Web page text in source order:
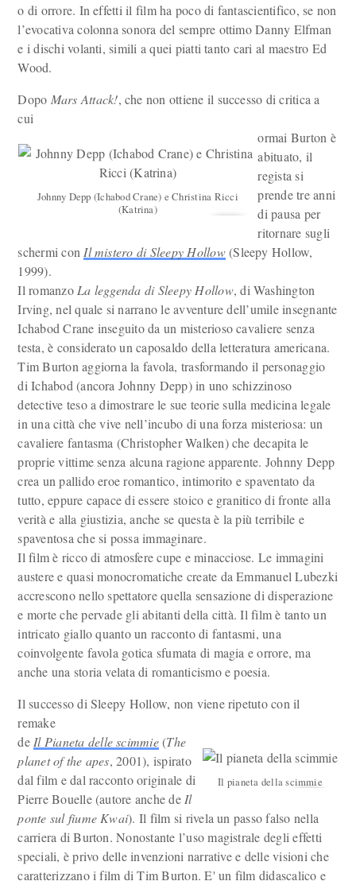
o di orrore. In effetti il film ha poco di fantascientifico, se non
l’evocativa colonna sonora del sempre ottimo Danny Elfman
e i dischi volanti, simili a quei piatti tanto cari al maestro Ed
Wood.
Dopo Mars Attack!, che non ottiene il successo di critica a
cui
Johnny Depp (Ichabod Crane) e Christina Ricci
(Katrina)
ormai Burton è
abituato, il
regista si
prende tre anni
di pausa per
ritornare sugli
schermi con Il mistero di Sleepy Hollow(Sleepy Hollow,
1999).
Il romanzo La leggenda di Sleepy Hollow, di Washington
Irving, nel quale si narrano le avventure dell’umile insegnante
Ichabod Crane inseguito da un misterioso cavaliere senza
testa, è considerato un caposaldo della letteratura americana.
Tim Burton aggiorna la favola, trasformando il personaggio
di Ichabod (ancora Johnny Depp) in uno schizzinoso
detective teso a dimostrare le sue teorie sulla medicina legale
in una città che vive nell’incubo di una forza misteriosa: un
cavaliere fantasma (Christopher Walken) che decapita le
proprie vittime senza alcuna ragione apparente. Johnny Depp
crea un pallido eroe romantico, intimorito e spaventato da
tutto, eppure capace di essere stoico e granitico di fronte alla
verità e alla giustizia, anche se questa è la più terribile e
spaventosa che si possa immaginare.
Il film è ricco di atmosfere cupe e minacciose. Le immagini
austere e quasi monocromatiche create da Emmanuel Lubezki
accrescono nello spettatore quella sensazione di disperazione
e morte che pervade gli abitanti della città. Il film è tanto un
intricato giallo quanto un racconto di fantasmi, una
coinvolgente favola gotica sfumata di magia e orrore, ma
anche una storia velata di romanticismo e poesia.
Il successo di Sleepy Hollow, non viene ripetuto con il
remake
Il pianeta della scimmie
de Il Pianeta delle scimmie(The
planet of the apes, 2001), ispirato
dal film e dal racconto originale di
Pierre Bouelle (autore anche de Il
ponte sul fiume Kwai). Il film si rivela un passo falso nella
carriera di Burton. Nonostante l’uso magistrale degli effetti
speciali, è privo delle invenzioni narrative e delle visioni che
caratterizzano i film di Tim Burton. E' un film didascalico e